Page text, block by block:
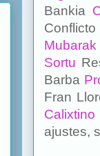
Bankia
Sortu
Barba
Fran
ajustes,